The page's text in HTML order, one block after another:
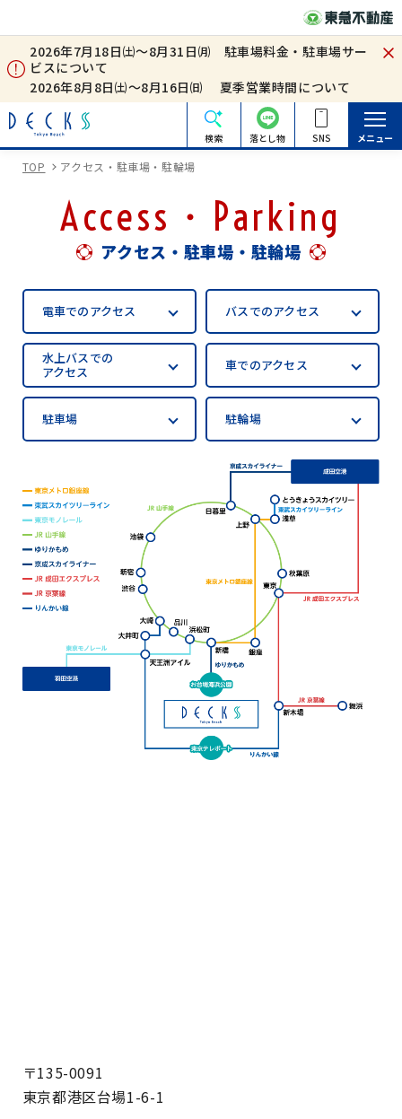
2026年7月18日㈯～8月31日㈪ 駐車場料金・駐車場サー
ビスについて
2026年8月8日㈯～8月16日㈰ 夏季営業時間について
検索 落とし物 SNS メニュー
TOP アクセス・駐車場・駐輪場
Access・Parking
アクセス・駐車場・駐輪場
電車でのアクセス バスでのアクセス
水上バスでの
アクセス
車でのアクセス
駐車場 駐輪場
〒135-0091
東京都港区台場1-6-1